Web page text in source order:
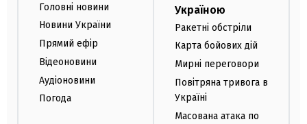
Головні новини
Новини України
Прямий ефір
Відеоновини
Аудіоновини
Погода
Україною
Ракетні обстріли
Карта бойових дій
Мирні переговори
Повітряна тривога в
Україні
Масована атака по